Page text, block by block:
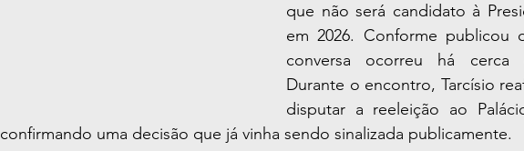
que não será candidato à
em 2026. Conforme publicou
conversa ocorreu há cerca
Durante o encontro, Tarcísio
disputar a reeleição ao
confirmando uma decisão que já vinha sendo sinalizada publicamente.